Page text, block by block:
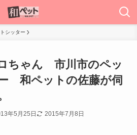
シッター
ちゃん 市川市のペッ
和ペットの佐藤が伺
年5月25日 2015年7月8日